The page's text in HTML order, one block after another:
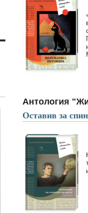
Антология
Оставив за